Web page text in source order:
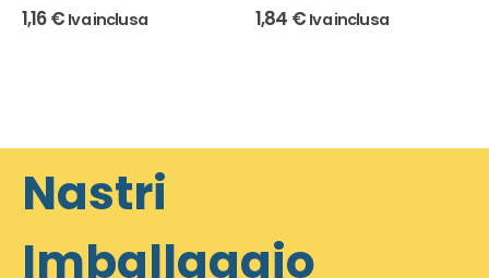
1,16€ Iva inclusa 1,84 € Iva inclusa
Nastri
Imballaggio